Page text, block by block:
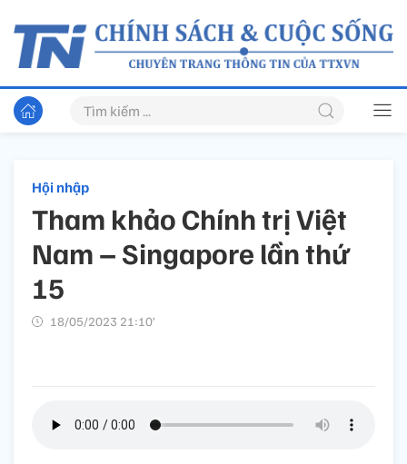
Hội nhập
Tham khảo Chính trị Việt
Nam – Singapore lần thứ
15
18/05/2023 21:10’